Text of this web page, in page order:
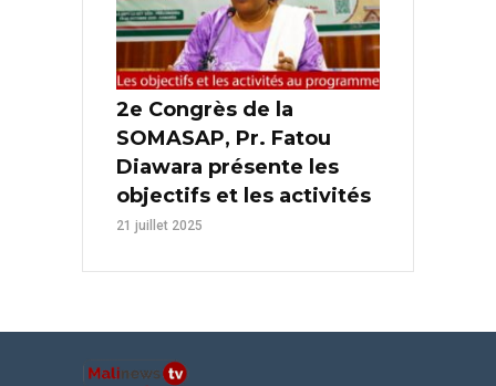
2e Congrès de la
SOMASAP, Pr. Fatou
Diawara présente les
objectifs et les activités
21 juillet 2025